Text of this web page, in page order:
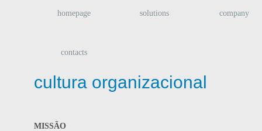
homepage solutions company
contacts
cultura organizacional
MISSÃO